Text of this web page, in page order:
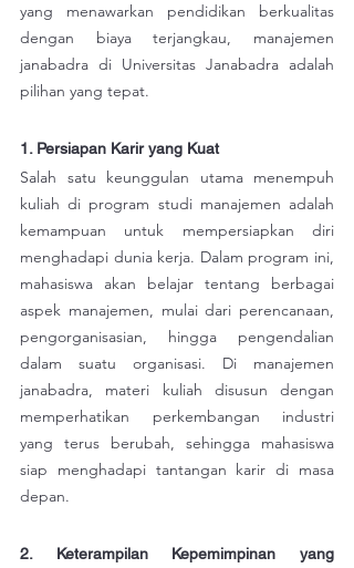
yang menawarkan pendidikan berkualitas
dengan biaya terjangkau, manajemen
janabadra di Universitas Janabadra adalah
pilihan yang tepat.
1. Persiapan Karir yang Kuat
Salah satu keunggulan utama menempuh
kuliah di program studi manajemen adalah
kemampuan untuk mempersiapkan diri
menghadapi dunia kerja. Dalam program ini,
mahasiswa akan belajar tentang berbagai
aspek manajemen, mulai dari perencanaan,
pengorganisasian, hingga pengendalian
dalam suatu organisasi. Di manajemen
janabadra, materi kuliah disusun dengan
memperhatikan perkembangan industri
yang terus berubah, sehingga mahasiswa
siap menghadapi tantangan karir di masa
depan.
2. Keterampilan Kepemimpinan yang